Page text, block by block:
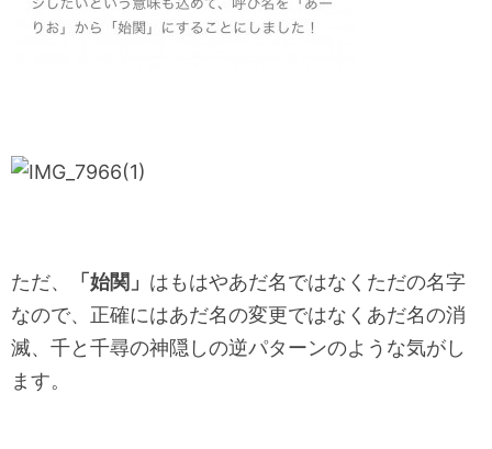
ただ、 「始関」 はもはやあだ名ではなくただの名字
なので、正確にはあだ名の変更ではなくあだ名の消
滅、千と千尋の神隠しの逆パターンのような気がし
ます。